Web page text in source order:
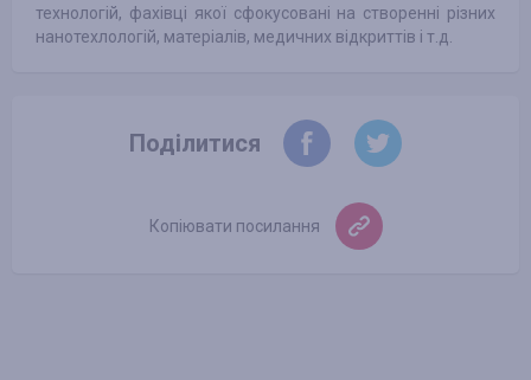
технологій, фахівці якої сфокусовані на створенні різних
нанотехлологій, матеріалів, медичних відкриттів і т.д.
Поділитися
Копіювати посилання